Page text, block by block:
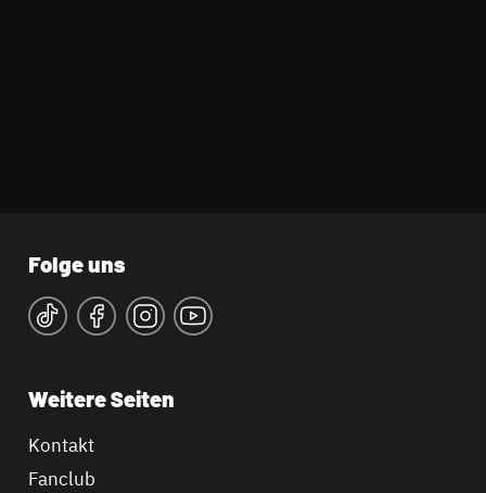
Folge uns
Weitere Seiten
Kontakt
Fanclub